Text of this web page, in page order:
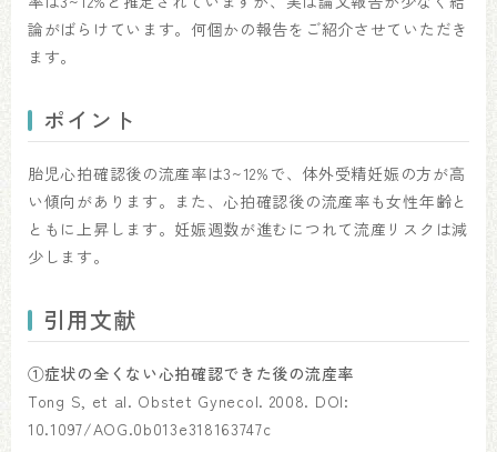
論がばらけています。何個かの報告をご紹介させていただき
ます。
ポイント
胎児心拍確認後の流産率は3~12%で、体外受精妊娠の方が高
い傾向があります。また、心拍確認後の流産率も女性年齢と
ともに上昇します。妊娠週数が進むにつれて流産リスクは減
少します。
引用文献
①症状の全くない心拍確認できた後の流産率
Tong S, et al. Obstet Gynecol. 2008. DOI:
10.1097/AOG.0b013e318163747c